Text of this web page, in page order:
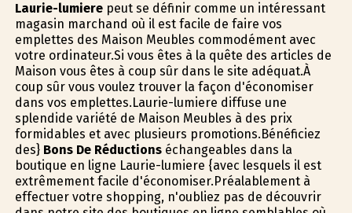
Laurie-lumierepeut se définir comme un intéressant
magasin marchand où il est facile de faire vos
emplettes des Maison Meubles commodément avec
votre ordinateur.Si vous êtes à la quête des articles de
Maison vous êtes à coup sûr dans le site adéquat.À
coup sûr vous voulez trouver la façon d'économiser
dans vos emplettes.Laurie-lumiere diffuse une
splendide variété de Maison Meubles à des prix
formidables et avec plusieurs promotions.Bénéficiez
des} Bons De Réductionséchangeables dans la
boutique en ligne Laurie-lumiere {avec lesquels il est
extrêmement facile d'économiser.Préalablement à
effectuer votre shopping, n'oubliez pas de découvrir